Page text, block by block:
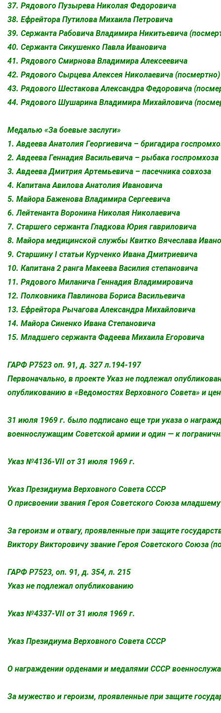
37. Рядового Пузырева Николая Федоровича
38. Ефрейтора Путилова Михаила Петровича
39. Сержанта Рабовича Владимира Никитьевича
40. Сержанта Сикушенко Павла Ивановича
41. Рядового Смирнова Владимира Алексеевича
42. Рядового Сырцева Алексея Николаевича (посмертно)
43. Рядового Шестакова Александра Федоровича
44. Рядового Шушарина Владимира Михайловича
Медалью «За боевые заслуги»
1. Авдеева Анатолия Георгиевича – бригадира
2. Авдеева Геннадия Васильевича – рыбака госпромхоза
3. Авдеева Дмитрия Артемьевича – пасечника совхоза
4. Капитана Авилова Анатолия Ивановича
5. Майора Баженова Владимира Сергеевича
6. Лейтенанта Воронина Николая Николаевича
7. Старшего сержанта Гладкова Юрия гавриловича
8. Майора медицинской службы Квитко Вячеслава
9. Старшину I статьи Курченко Ивана Дмитриевича
10. Капитана 2 ранга Макеева Василия степановича
11. Рядового Миланича Геннадия Владимировича
12. Полковника Павлинова Бориса Васильевича
13. Ефрейтора Рычагова Александра Михайловича
14. Майора Синенко Ивана Степановича
15. Младшего сержанта Фадеева Михаила Егоровича
ГАРФ Р7523 оп. 91, д. 327 л.194-197
Первоначально, в проекте Указ не подлежал
опубликованию в «Ведомостях Верховного Совета» и
31 июля 1969 г. было подписано еще три указа о
военнослужащим Советской армии и один — к
Указ №4136-VII от 31 июля 1969 г.
Указ Президиума Верховного Совета СССР
О присвоении звания Героя Советского Союза
За героизм и отвагу, проявленные при защите
Виктору Викторовичу звание Героя Советского Союза
ГАРФ Р7523, оп. 91, д. 354, л. 215
Указ не подлежал опубликованию
Указ №4337-VII от 31 июля 1969 г.
Указ Президиума Верховного Совета СССР
О награждении орденами и медалями СССР
За мужество и героизм, проявленные при защите